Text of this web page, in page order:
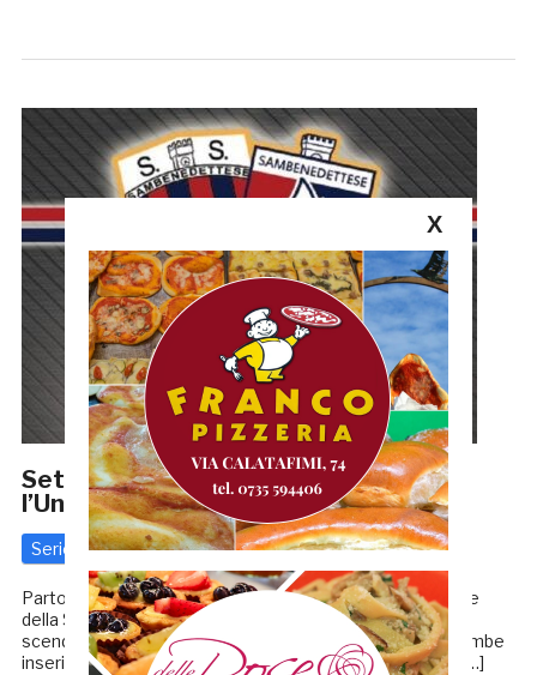
Settore giovanile Samb: esordiscono
l’Under 15 e l’Under 17
Serie C 1 Ottobre 2020 diEnrico Tassotti
Partono ufficialmente i campionati per il settore giovanile
della Sambenedettese. Le uniche formazioni che
scenderanno in campo sono l’Under 17 e l’Under 15, entrambe
inserite nel girone E. Doppia sfida contro il Teramo per i […]
X